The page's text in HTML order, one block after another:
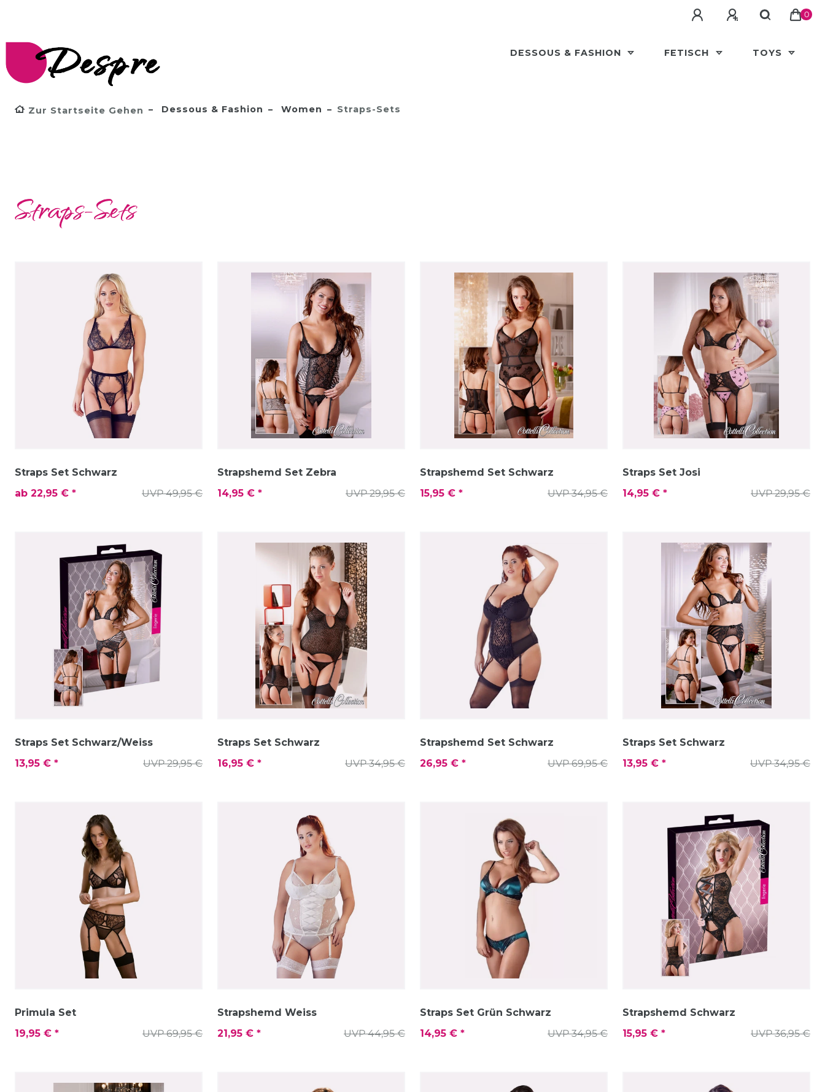
0
DESSOUS & FASHION FETISCH TOYS
Zur Startseite Gehen Dessous & Fashion Women Straps-Sets
Straps-Sets
Straps Set Schwarz
UVP 49,95 €
ab 22,95 € *
Strapshemd Set Zebra
UVP 29,95 €
14,95 € *
Strapshemd Set Schwarz
UVP 34,95 €
15,95 € *
Straps Set Josi
UVP 29,95 €
14,95 € *
Straps Set Schwarz/Weiss
UVP 29,95 €
13,95 € *
Straps Set Schwarz
UVP 34,95 €
16,95 € *
Strapshemd Set Schwarz
UVP 69,95 €
26,95 € *
Straps Set Schwarz
UVP 34,95 €
13,95 € *
Primula Set
UVP 69,95 €
19,95 € *
Strapshemd Weiss
UVP 44,95 €
21,95 € *
Straps Set Grün Schwarz
UVP 34,95 €
14,95 € *
Strapshemd Schwarz
UVP 36,95 €
15,95 € *